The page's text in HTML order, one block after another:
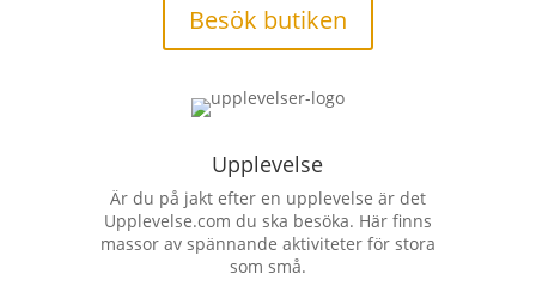
Besök butiken
Upplevelse
Är du på jakt efter en upplevelse är det
Upplevelse.com du ska besöka. Här finns
massor av spännande aktiviteter för stora
som små.